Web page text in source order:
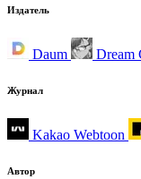
Издатель
Daum Dream
Журнал
Kakao Webtoon
Автор